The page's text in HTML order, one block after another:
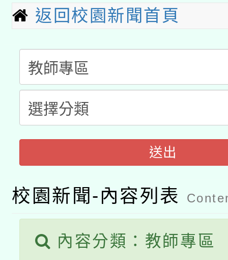
暨閱讀推動專業研習
礎課程
A3數位素養講師名單
「數位內容與教學軟體
pilot」
有關大陸委員會函釋公
薪期間赴陸應申請許可
轉知經濟部水利署委託
用水績優單位及節水達
動」
115年8月22日(星期六
桃園市孔廟祈福系列
開 智慧啟航」
2026年桃園地景藝術
返回校園新聞首頁
送出
校園新聞-內容列表
內容分類：教師專區